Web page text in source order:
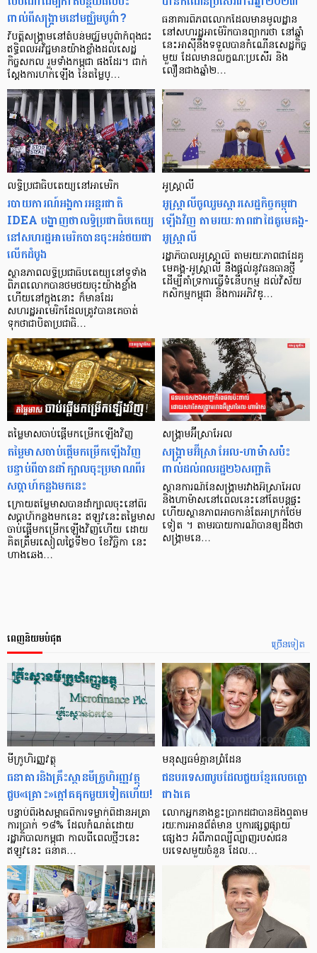
ពាល់ពីសង្រ្គាមនៅមជ្ឈិមបូព៌ា?
​​វិបត្តិសង្រ្គាមនៅតំបន់មជ្ឈិមបូព៌ា​​កំពុងជះ
ឥទ្ធិពលអវិជ្ជមានយ៉ាងខ្លាំងដល់សេដ្ឋ
កិច្ចសកល រួមទាំងកម្ពុជា ផងដែរ។ ជាក់
ស្ដែងការហក់ឡើង នៃតម្លៃប្…
ធនាគារពិភពលោកដែលមានមូលដ្ឋាន
នៅសហរដ្ឋអាម៉េរិកបានព្យាករថា នៅឆ្នាំ
នេះអាស៊ីនឹងទទួលបានកំណើនសេដ្ឋកិច្ច
មួយ ដែលមានលក្ខណៈប្រសើរ និង
លឿនជាងឆ្នាំ២…
លទ្ធិប្រជាធិបតេយ្យនៅអាមេរិក
របាយការណ៍អង្គការអន្តរជាតិ
IDEA បង្ហាញថាលទ្ធិប្រជាធិបតេយ្យ
នៅសហរដ្ឋអាមេរិកបានចុះអន់ថយជា
លើកដំបូង
ស្ថានភាពលទ្ធិប្រជាធិបតេយ្យនៅទូទាំង
ពិភពលោកបានថមថយចុះយ៉ាងខ្លាំង
ហើយនៅក្នុងនោះ ក៏មានដែរ
សហរដ្ឋអាមេរិកដែលត្រូវបានគេចាត់
ទុកថាជាបិតាប្រជាធិ…
អូស្រ្តាលី
អូស្រ្តាលីចូលរួមស្ដារសេដ្ឋកិច្ចកម្ពុជា
ឡើងវិញ តាមរយៈភាពជាដៃគូមេគង្គ-
អូស្រ្តាលី
រដ្ឋាភិបាលអូស្រ្តាលី តាមរយៈភាពជាដៃគូ
មេគង្គ-អូស្រ្តាលី នឹងផ្ដល់នូវធនធានថ្មី
ដើម្បីគាំទ្រការធ្វើទំនើបកម្ម ដល់វិស័យ
កសិកម្មកម្ពុជា និងការអភិវឌ្…
តម្លៃមាសចាប់ផ្ដើមកម្រើកឡើងវិញ
តម្លៃមាសចាប់ផ្ដើមកម្រើកឡើងវិញ
បន្ទាប់ពីបានដាំក្បាលចុះប្រមាណពីរ
សប្តាហ៍កន្លងមកនេះ
ក្រោយតម្លៃមាសបានដាំក្បាលចុះនៅពីរ
សប្ដាហ៍កន្លងមកនេះ ឥឡូវនេះតម្លៃមាស
ចាប់ផ្ដើមកម្រើកឡើងវិញហើយ ដោយ
គិតត្រឹមរសៀលថ្ងៃទី២០ ខែវិច្ឆិកា នេះ
ហាងឆេង…
សង្រ្គាមអ៊ីស្រាអែល
សង្រ្គាមអ៊ីស្រាអែល-ហាម៉ាសប៉ះ
ពាល់ដល់ពលរដ្ឋ២៦សញ្ជាតិ
ស្ថានការណ៍នៃសង្រ្គាមរវាងអ៊ីស្រាអែល
និងហាម៉ាសនៅពេលនេះនៅតែបន្តផ្ទុះ
ហើយស្ថានភាពអាចកាន់តែអាក្រក់ថែម
ទៀត ។ តាមរបាយការណ៍បានឲ្យដឹងថា
សង្រ្គាមនេ…
ច្រើនទៀត
ពេញនិយមបំផុត
មីក្រូ​ហិរញ្ញវត្ថុ
ធនាគារ​និង​គ្រឹះស្ថាន​មីក្រូ​ហិរញ្ញវត្ថុ​
ជួប«គ្រោះ»ក្តៅ​គគុក​មួយ​ទៀត​ហើយ!
បន្ទាប់​ពី​រង​សម្ពាធ​​ពី​ការ​ទម្លាក់​ពិដាន​អត្រា​
ការ​ប្រាក់ ១៨​% ដែល​កំណត់​ដោយ​
រដ្ឋាភិបាល​កម្ពុជា កាល​ពី​ពេល​ថ្មីៗ​នេះ
ឥឡូវ​នេះ ធនាគ…
មនុស្ស​ធម៌​គ្មាន​ព្រំដែន
ជន​បរទេស​៣​រូប​ដែល​ជួយ​ខ្មែរ​លេច​ធ្លោ​
ជាង​គេ
លោកអ្នក​នាង​ខ្លះ​ប្រាកដ​ជា​បាន​​ដឹង​ឮ​តាម​
រយៈ​ការ​អាន​ព័ត៌មាន ឬ​ការ​ផ្សព្វផ្សាយ​
ផ្សេងៗ អំពី​ភាព​ល្បីល្បាញ​របស់​ជន​
បរទេស​មួយ​ចំនួន ដែល…